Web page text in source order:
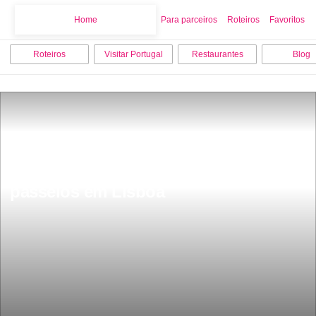
Home Para parceiros Roteiros Favoritos
Roteiros Visitar Portugal Restaurantes Blog